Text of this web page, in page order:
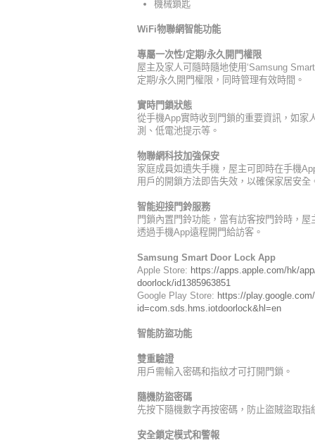
機械鎖匙
WiFi物聯網智能功能
專屬一次性/定期/永久開門權限
屋主及家人可隨時隨地使用‘Samsung
定期/永久開門權限，同時管理有效時間。
實時門鎖狀態
從手機App實時收到門鎖的重要資訊，如家
測、低電池提示等。
物聯網科技加強保安
家庭成員如遺失手機，屋主可即時在手機
用戶的開鎖方法即告失效，以確保家居安全
智能迎接門鈴服務
門鎖內置門鈴功能，當有訪客按門鈴時，
透過手機App遠程開門給訪客。
Samsung Smart Door Lock App
Apple Store: https://apps.apple.com/hk/
doorlock/id1385963851
Google Play Store: https://
id=com.sds.hms.iotdoorlock&hl=en
智能防盜功能
雙重驗證
用戶需輸入密碼和指紋才可打開門鎖。
隨機防盜密碼
先按下隨機數字再按密碼，防止盜賊盜取指
安全鎖定模式和警報